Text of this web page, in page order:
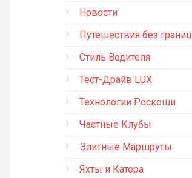
Новости
Путешествия без границ
Стиль Водителя
Тест-Драйв LUX
Технологии Роскоши
Частные Клубы
Элитные Маршруты
Яхты и Катера